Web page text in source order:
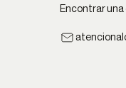
Encontrar